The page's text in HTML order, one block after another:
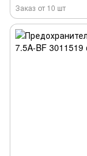
Заказ от 10 шт